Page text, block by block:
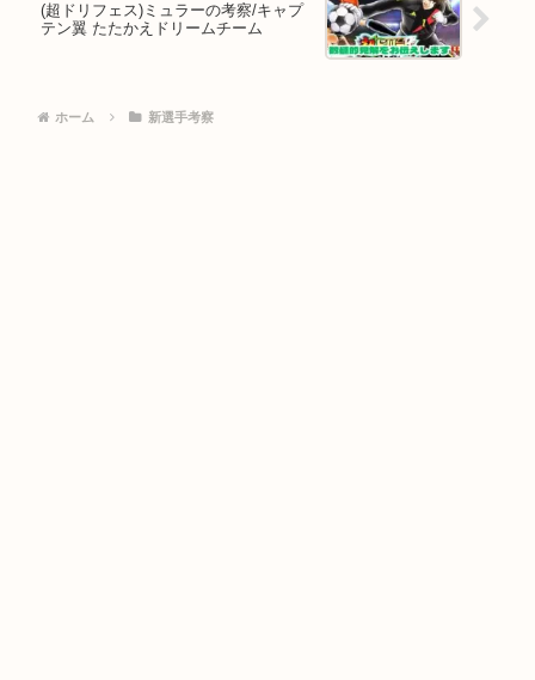
(超ドリフェス)ミュラーの考察/キャプ
テン翼 たたかえドリームチーム
ホーム 新選手考察